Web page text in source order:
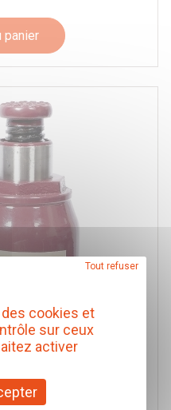
panier
cookies et
sur ceux
activer
Tout refuser